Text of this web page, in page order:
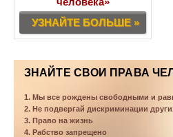
УЗНАЙТЕ БОЛЬШЕ »
ЗНАЙТЕ СВОИ ПРАВА
1. Мы все рождены свободными и
2. Не подвергай дискриминации
3. Право на жизнь
4. Рабство запрещено